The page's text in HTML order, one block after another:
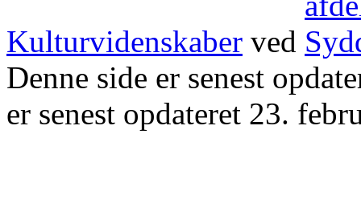
Kulturvidenskaber ved
Denne side er senest
er senest opdateret 23.